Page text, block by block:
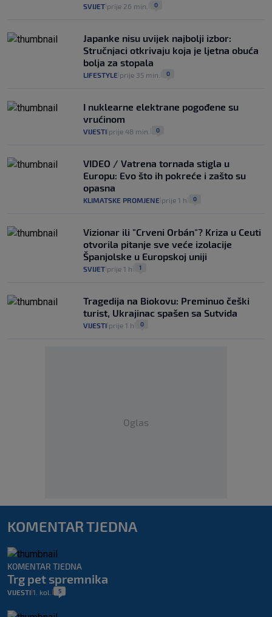
SVIJET prije 26 min. 0
Japanke nisu uvijek najbolji izbor:
Stručnjaci otkrivaju koja je ljetna obuća
bolja za stopala
LIFESTYLE prije 35 min. 0
I nuklearne elektrane pogođene su
vrućinom
VIJESTI prije 48 min. 0
VIDEO / Vatrena tornada stigla u
Europu: Evo što ih pokreće i zašto su
opasna
KLIMATSKE PROMJENE prije 1 h 0
Vizionar ili "Crveni Orbán"? Kriza u Ceuti
otvorila pitanje sve veće izolacije
Španjolske u Europskoj uniji
SVIJET prije 1 h 1
Tragedija na Biokovu: Preminuo češki
turist, Ukrajinac spašen sa Sutvida
VIJESTI prije 1 h 0
Oglas
KOMENTAR TJEDNA
KOMENTAR TJEDNA
Trg pet spremnika
VIJESTI 1. kol. 5